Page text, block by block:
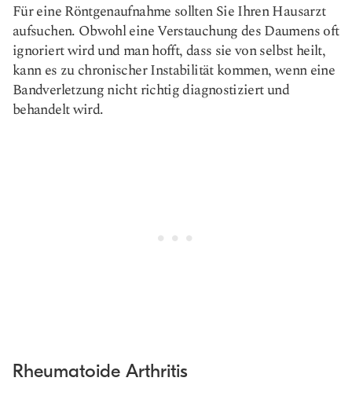
Für eine Röntgenaufnahme sollten Sie Ihren Hausarzt
aufsuchen. Obwohl eine Verstauchung des Daumens oft
ignoriert wird und man hofft, dass sie von selbst heilt,
kann es zu chronischer Instabilität kommen, wenn eine
Bandverletzung nicht richtig diagnostiziert und
behandelt wird.
Rheumatoide Arthritis